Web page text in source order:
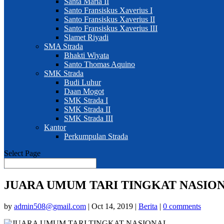
Santo Fransiskus Xaverius I
Santo Fransiskus Xaverius II
Santo Fransiskus Xaverius III
Slamet Riyadi
SMA Strada
Bhakti Wiyata
Santo Thomas Aquino
SMK Strada
Budi Luhur
Daan Mogot
SMK Strada I
SMK Strada II
SMK Strada III
Kantor
Perkumpulan Strada
Select Page
JUARA UMUM TARI TINGKAT
by admin508@gmail.com | Oct 14, 2019 | Berita | 0 comments